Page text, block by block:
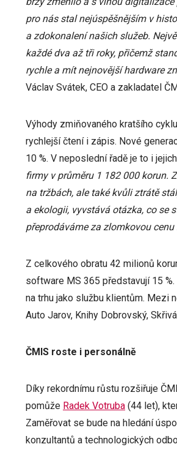
pro nás stal nejúspěšnějším v
a zdokonalení našich služeb.
každé dva až tři roky, přičemž
rychle a mít nejnovější hardware
Václav Svátek, CEO a zakladatel
Výhody zmiňovaného kratšího
rychlejší čtení i zápis. Nové
10 %. V neposlední řadě je to i
firmy v průměru 1 182 000 korun.
na tržbách, ale také kvůli ztrátě
a ekologii, vyvstává otázka, co se
přeprodáváme za zlomkovou
Z celkového obratu 42 milionů
software MS 365 představují 15
na trhu jako službu klientům. Mezi
Auto Jarov, Knihy Dobrovský,
ČMIS roste i personálně
Díky rekordnímu růstu rozšiřuje
pomůže Radek Votruba (44 let),
Zaměřovat se bude na hledání
konzultantů a technologických